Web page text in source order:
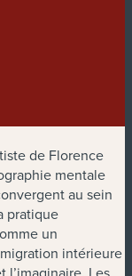
de Florence
mentale
au sein
pratique
un
intérieure